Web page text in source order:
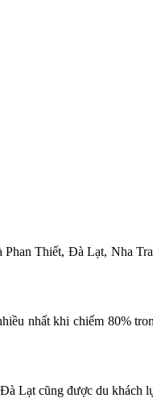
Thiết, Đà Lạt, Nha
nhất khi chiếm 80%
Lạt cũng được du khách